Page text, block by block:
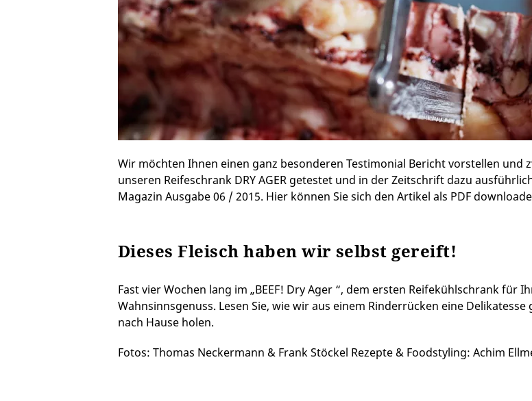
Wir möchten Ihnen einen ganz besonderen Testimonial Bericht vorstellen und
unseren Reifeschrank DRY AGER getestet und in der Zeitschrift dazu
Magazin Ausgabe 06 / 2015. Hier können Sie sich den Artikel als PDF
Dieses Fleisch haben wir selbst gereift!
Fast vier Wochen lang im „BEEF! Dry Ager “, dem ersten Reifekühlschrank für
Wahnsinnsgenuss. Lesen Sie, wie wir aus einem Rinderrücken eine
nach Hause holen.
Fotos: Thomas Neckermann & Frank Stöckel Rezepte & Foodstyling: Achim